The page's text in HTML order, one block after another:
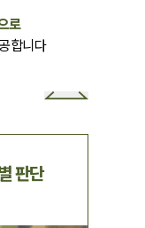
로
합니다
판단